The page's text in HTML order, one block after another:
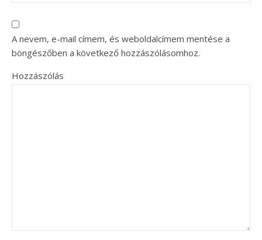
A nevem, e-mail címem, és weboldalcímem mentése a
böngészőben a következő hozzászólásomhoz.
Hozzászólás